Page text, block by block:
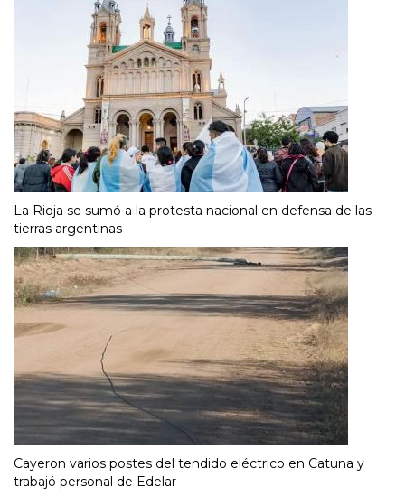
La Rioja se sumó a la protesta nacional en defensa de las
tierras argentinas
Cayeron varios postes del tendido eléctrico en Catuna y
trabajó personal de Edelar